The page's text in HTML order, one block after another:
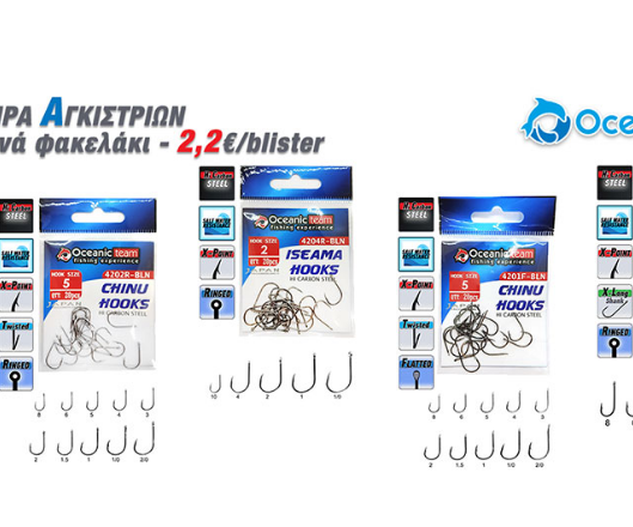
Νέα Σειρά Αγκιστριών για το Surf από την Oceanic Team